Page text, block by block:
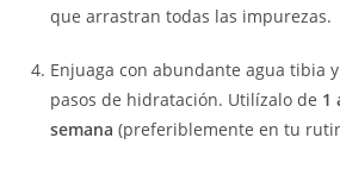
que arrastran todas las impurezas.
Enjuaga con abundante agua tibia
pasos de hidratación. Utilízalo de 1
semana (preferiblemente en tu